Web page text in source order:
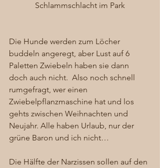
Schlammschlacht im Park
Die Hunde werden zum Löcher
buddeln angeregt, aber Lust auf 6
Paletten Zwiebeln haben sie dann
doch auch nicht.  Also noch schnell
rumgefragt, wer einen
Zwiebelpflanzmaschine hat und los
gehts zwischen Weihnachten und
Neujahr. Alle haben Urlaub, nur der
grüne Baron und ich nicht…
Die Hälfte der Narzissen sollen auf den